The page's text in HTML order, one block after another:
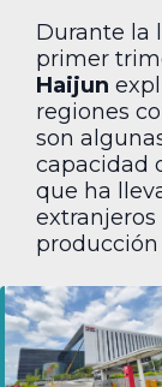
Durante la
primer
Haijun
regiones
son
capacidad
que ha
producción